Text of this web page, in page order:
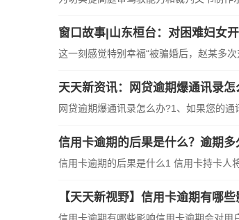
窗口故事|山东桓台：对困难妇女
这一刻感觉特别幸福“被骗婚后，赵某多
天天新资讯：网贷逾期爆通讯录怎
网贷逾期爆通讯录怎么办?1、如果您的通
信用卡逾期的后果是什么？逾期
信用卡逾期的后果是什么1 信用卡持卡人
【天天新视野】信用卡逾期有哪